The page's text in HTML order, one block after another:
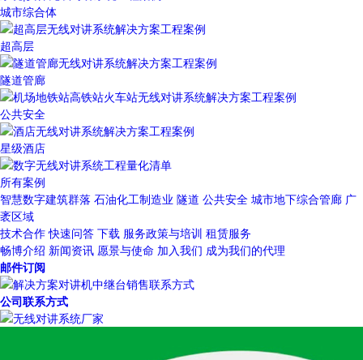
城市综合体
超高层
隧道管廊
公共安全
星级酒店
所有案例
智慧数字建筑群落 石油化工制造业 隧道 公共安全 城市地下综合管廊 广
袤区域
技术合作 快速问答 下载 服务政策与培训 租赁服务
畅博介绍 新闻资讯 愿景与使命 加入我们 成为我们的代理
邮件订阅
公司联系方式